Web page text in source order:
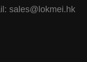
sales@lokmei.hk